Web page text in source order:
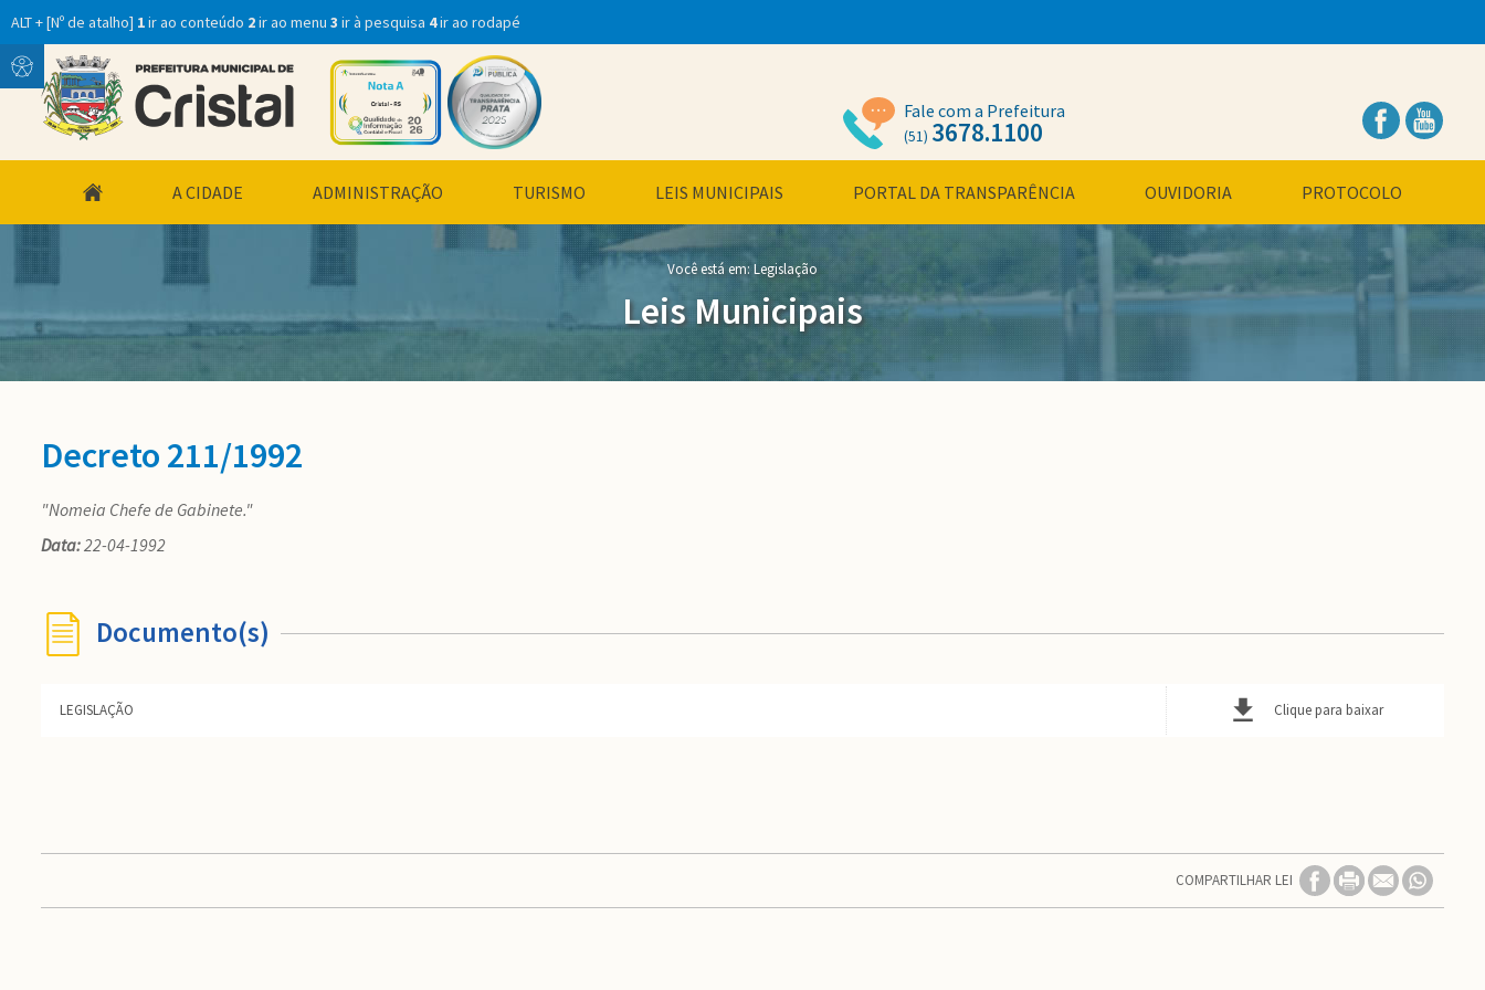
ALT + [Nº de atalho] 1ir ao conteúdo 2ir ao menu 3 ir à pesquisa 4ir ao rodapé
Conteúdo
Menu
Fale com a Prefeitura
(51) 3678.1100
A CIDADE ADMINISTRAÇÃO TURISMO LEIS MUNICIPAIS PORTAL DA TRANSPARÊNCIA OUVIDORIA PROTOCOLO
Você está em:Legislação
Leis Municipais
Decreto 211/1992
"Nomeia Chefe de Gabinete."
Data:22-04-1992
Documento(s)
LEGISLAÇÃO Clique para baixar
COMPARTILHAR LEI